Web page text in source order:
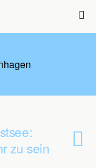
zu sein